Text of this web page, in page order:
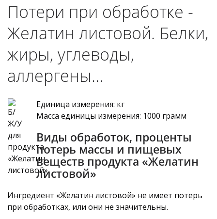
Потери при обработке -
Желатин листовой. Белки,
жиры, углеводы,
аллергены…
Единица измерения: кг
Масса единицы измерения: 1000 грамм
Виды обработок, проценты
потерь массы и пищевых
веществ продукта «Желатин
листовой»
Ингредиент «Желатин листовой» не имеет потерь
при обработках, или они не значительны.